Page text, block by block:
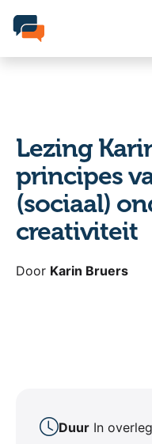
Lezing
principes
(sociaal)
creativiteit
Door Karin Bruers
Duur In overleg